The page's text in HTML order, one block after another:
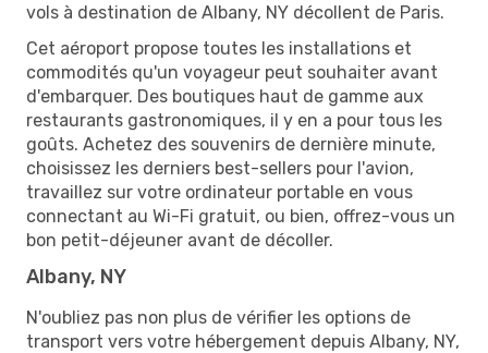
vols à destination de Albany, NY décollent de Paris.
Cet aéroport propose toutes les installations et
commodités qu'un voyageur peut souhaiter avant
d'embarquer. Des boutiques haut de gamme aux
restaurants gastronomiques, il y en a pour tous les
goûts. Achetez des souvenirs de dernière minute,
choisissez les derniers best-sellers pour l'avion,
travaillez sur votre ordinateur portable en vous
connectant au Wi-Fi gratuit, ou bien, offrez-vous un
bon petit-déjeuner avant de décoller.
Albany, NY
N'oubliez pas non plus de vérifier les options de
transport vers votre hébergement depuis Albany, NY,